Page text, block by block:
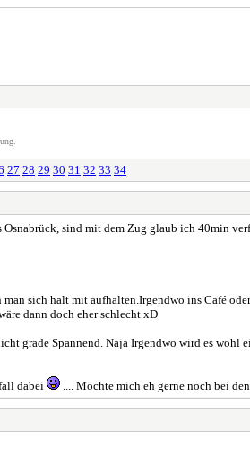
27 28 29 30 31 32 33 34
Osnabrück, sind mit dem Zug glaub ich 40min
sich halt mit aufhalten.Irgendwo ins Café
dann doch eher schlecht xD
grade Spannend. Naja Irgendwo wird es wohl
dabei .... Möchte mich eh gerne noch bei